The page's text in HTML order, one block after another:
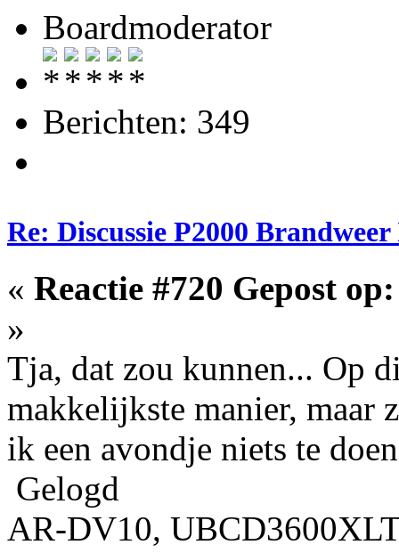
Boardmoderator
Berichten: 349
Re: Discussie P2000
« Reactie #720 Gepost op:
»
Tja, dat zou kunnen... Op
makkelijkste manier, maar
ik een avondje niets te
Gelogd
AR-DV10,